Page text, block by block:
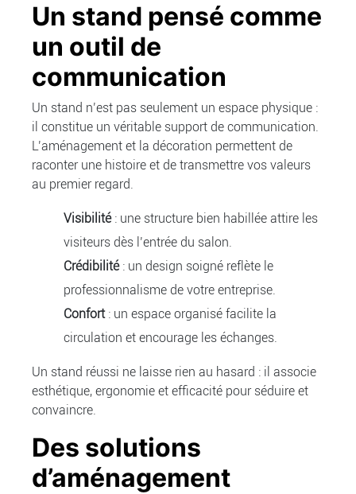
Un stand pensé comme
un outil de
communication
Un stand n’est pas seulement un espace physique :
il constitue un véritable support de communication.
L’aménagement et la décoration permettent de
raconter une histoire et de transmettre vos valeurs
au premier regard.
Visibilité: une structure bien habillée attire les
visiteurs dès l’entrée du salon.
Crédibilité: un design soigné reflète le
professionnalisme de votre entreprise.
Confort: un espace organisé facilite la
circulation et encourage les échanges.
Un stand réussi ne laisse rien au hasard : il associe
esthétique, ergonomie et efficacité pour séduire et
convaincre.
Des solutions
d’aménagement